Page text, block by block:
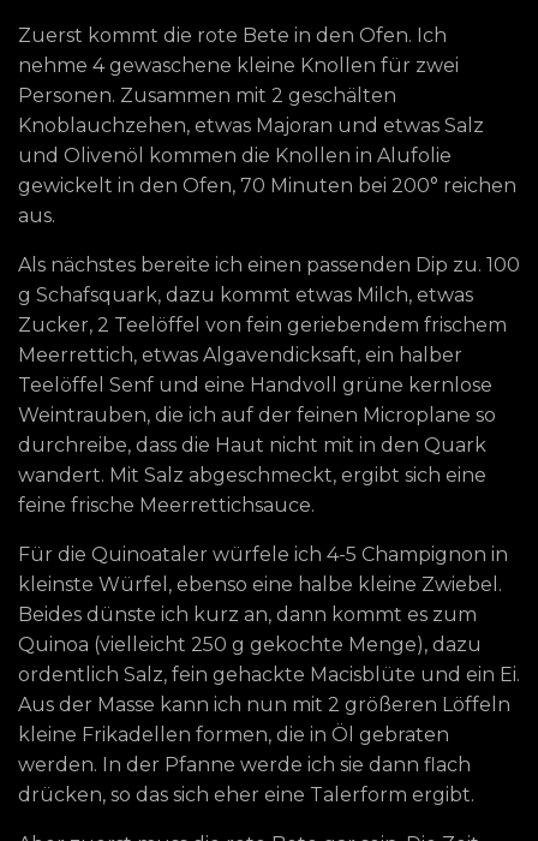
Zuerst kommt die rote Bete in den Ofen. Ich
nehme 4 gewaschene kleine Knollen für zwei
Personen. Zusammen mit 2 geschälten
Knoblauchzehen, etwas Majoran und etwas Salz
und Olivenöl kommen die Knollen in Alufolie
gewickelt in den Ofen, 70 Minuten bei 200° reichen
aus.
Als nächstes bereite ich einen passenden Dip zu. 100
g Schafsquark, dazu kommt etwas Milch, etwas
Zucker, 2 Teelöffel von fein geriebendem frischem
Meerrettich, etwas Algavendicksaft, ein halber
Teelöffel Senf und eine Handvoll grüne kernlose
Weintrauben, die ich auf der feinen Microplane so
durchreibe, dass die Haut nicht mit in den Quark
wandert. Mit Salz abgeschmeckt, ergibt sich eine
feine frische Meerrettichsauce.
Für die Quinoataler würfele ich 4-5 Champignon in
kleinste Würfel, ebenso eine halbe kleine Zwiebel.
Beides dünste ich kurz an, dann kommt es zum
Quinoa (vielleicht 250 g gekochte Menge), dazu
ordentlich Salz, fein gehackte Macisblüte und ein Ei.
Aus der Masse kann ich nun mit 2 größeren Löffeln
kleine Frikadellen formen, die in Öl gebraten
werden. In der Pfanne werde ich sie dann flach
drücken, so das sich eher eine Talerform ergibt.